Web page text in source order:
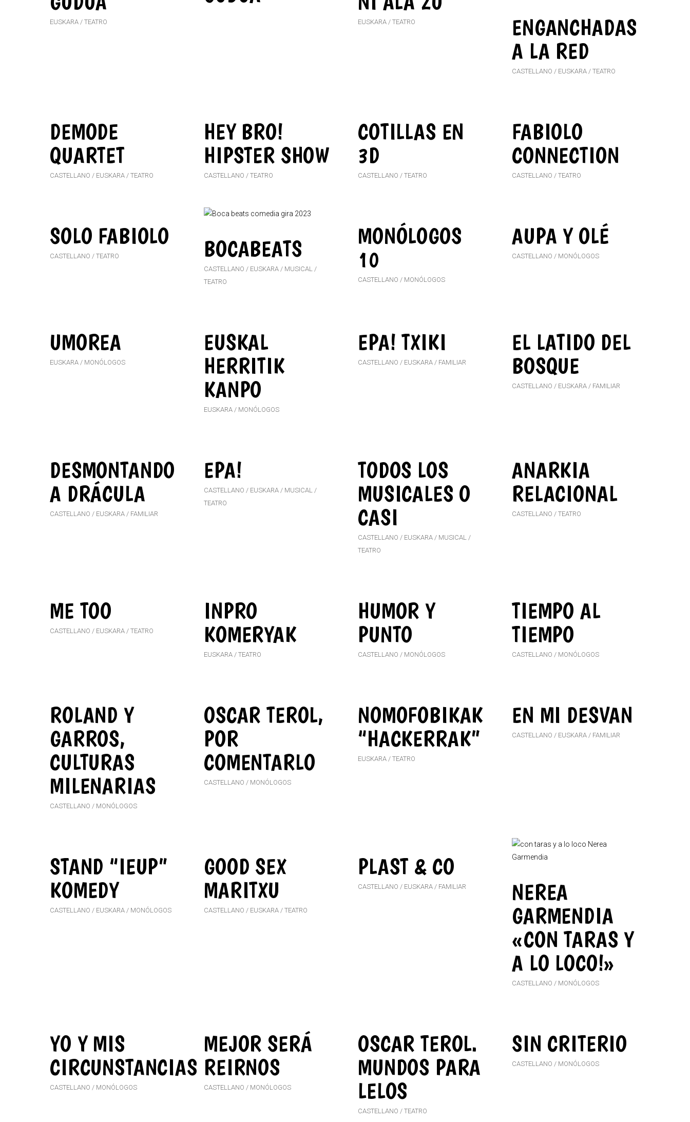
EUSKARA TEATRO EUSKARA TEATRO
ENGANCHADAS
A LA RED
CASTELLANO EUSKARA TEATRO
DEMODE
QUARTET
CASTELLANO EUSKARA TEATRO
HEY BRO!
HIPSTER SHOW
CASTELLANO TEATRO
COTILLAS EN
3D
CASTELLANO TEATRO
FABIOLO
CONNECTION
CASTELLANO TEATRO
SOLO FABIOLO
CASTELLANO TEATRO BOCABEATS
CASTELLANO EUSKARA
MUSICAL
TEATRO
MONÓLOGOS
10
CASTELLANO MONÓLOGOS
AUPA Y OLÉ
CASTELLANO MONÓLOGOS
UMOREA
EUSKARA MONÓLOGOS
EUSKAL
HERRITIK
KANPO
EUSKARA MONÓLOGOS
EPA! TXIKI
CASTELLANO EUSKARA FAMILIAR
EL LATIDO DEL
BOSQUE
CASTELLANO EUSKARA FAMILIAR
DESMONTANDO
A DRÁCULA
CASTELLANO EUSKARA FAMILIAR
EPA!
CASTELLANO EUSKARA
MUSICAL
TEATRO
TODOS LOS
MUSICALES O
CASI
CASTELLANO EUSKARA
MUSICAL
TEATRO
ANARKIA
RELACIONAL
CASTELLANO TEATRO
ME TOO
CASTELLANO EUSKARA TEATRO
INPRO
KOMERYAK
EUSKARA TEATRO
HUMOR Y
PUNTO
CASTELLANO MONÓLOGOS
TIEMPO AL
TIEMPO
CASTELLANO MONÓLOGOS
ROLAND Y
GARROS,
CULTURAS
MILENARIAS
CASTELLANO MONÓLOGOS
OSCAR TEROL,
POR
COMENTARLO
CASTELLANO MONÓLOGOS
NOMOFOBIKAK
“HACKERRAK”
EUSKARA TEATRO
EN MI DESVAN
CASTELLANO EUSKARA FAMILIAR
STAND “IEUP”
KOMEDY
CASTELLANO EUSKARA MONÓLOGOS
GOOD SEX
MARITXU
CASTELLANO EUSKARA TEATRO
PLAST & CO
CASTELLANO EUSKARA FAMILIAR
NEREA
GARMENDIA
«CON TARAS Y
A LO LOCO!»
CASTELLANO MONÓLOGOS
YO Y MIS
CIRCUNSTANCIAS
CASTELLANO MONÓLOGOS
MEJOR SERÁ
REIRNOS
CASTELLANO MONÓLOGOS
OSCAR TEROL.
MUNDOS PARA
LELOS
CASTELLANO TEATRO
SIN CRITERIO
CASTELLANO MONÓLOGOS